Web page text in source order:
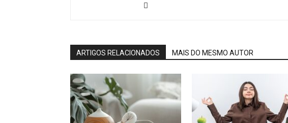
ARTIGOS RELACIONADOS MAIS DO MESMO AUTOR